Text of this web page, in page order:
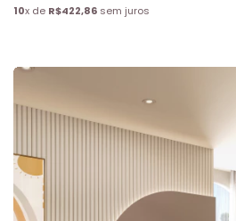
10x de R$422,86 sem juros